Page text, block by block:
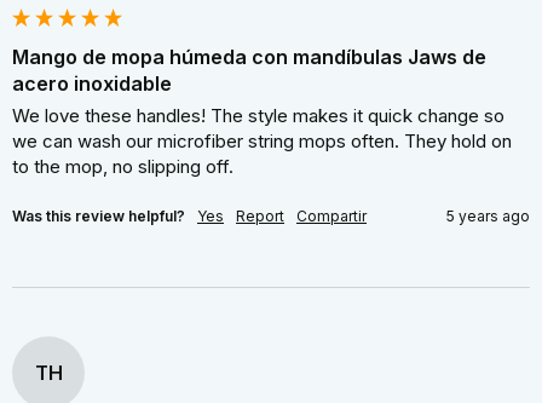
Mango de mopa húmeda con mandíbulas Jaws de
acero inoxidable
We love these handles! The style makes it quick change so
we can wash our microfiber string mops often. They hold on
to the mop, no slipping off.
Was this review helpful? Yes Report Compartir 5 years ago
TH